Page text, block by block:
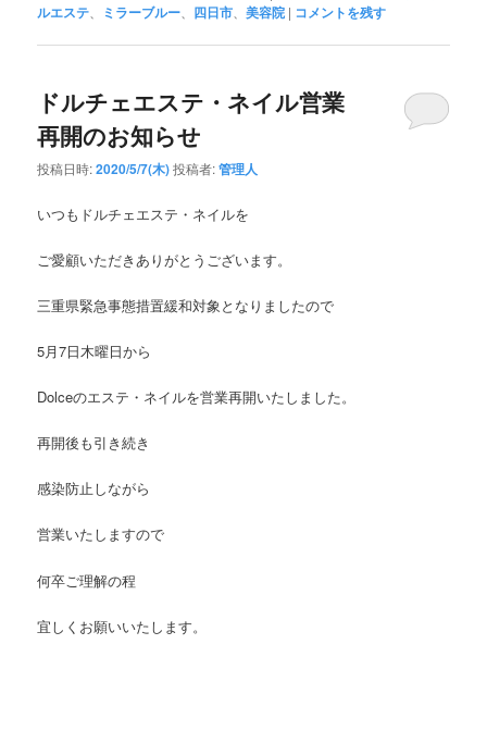
ルエステ
ミラーブルー 四日市 、美容院 | コメントを残す
ドルチェエステ・ネイル営業
再開のお知らせ
投稿日時:2020/5/7(木)投稿者:管理人
いつもドルチェエステ・ネイルを
ご愛顧いただきありがとうございます。
三重県緊急事態措置緩和対象となりましたので
5月7日木曜日から
Dolceのエステ・ネイルを営業再開いたしました。
再開後も引き続き
感染防止しながら
営業いたしますので
何卒ご理解の程
宜しくお願いいたします。